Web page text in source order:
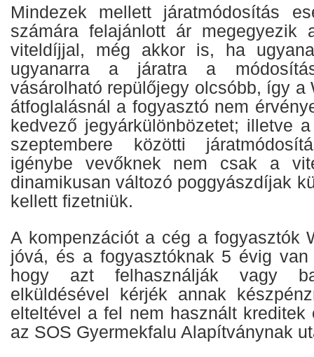
Mindezek mellett járatmódosítás
számára felajánlott ár megegyezik
viteldíjjal, még akkor is, ha
ugyanarra a járatra a
vásárolható repülőjegy olcsóbb, így a
átfoglalásnál a fogyasztó nem
kedvező jegyárkülönbözetet; illetve
szeptembere közötti
igénybe vevőknek nem csak a
dinamikusan változó poggyászdíjak
kellett fizetniük.
A kompenzációt a cég a fogyasztók
jóvá, és a fogyasztóknak 5 évig van
hogy azt felhasználják vagy
elküldésével kérjék annak
elteltével a fel nem használt kreditek
az SOS Gyermekfalu Alapítványnak